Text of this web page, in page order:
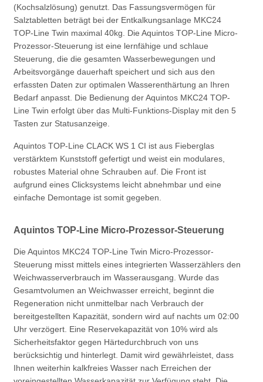
(Kochsalzlösung) genutzt. Das Fassungsvermögen für
Salztabletten beträgt bei der Entkalkungsanlage MKC24
TOP-Line Twin maximal 40kg. Die Aquintos TOP-Line Micro-
Prozessor-Steuerung ist eine lernfähige und schlaue
Steuerung, die die gesamten Wasserbewegungen und
Arbeitsvorgänge dauerhaft speichert und sich aus den
erfassten Daten zur optimalen Wasserenthärtung an Ihren
Bedarf anpasst. Die Bedienung der Aquintos MKC24 TOP-
Line Twin erfolgt über das Multi-Funktions-Display mit den 5
Tasten zur Statusanzeige.
Aquintos TOP-Line CLACK WS 1 CI ist aus Fieberglas
verstärktem Kunststoff gefertigt und weist ein modulares,
robustes Material ohne Schrauben auf. Die Front ist
aufgrund eines Clicksystems leicht abnehmbar und eine
einfache Demontage ist somit gegeben.
Aquintos TOP-Line Micro-Prozessor-Steuerung
Die Aquintos MKC24 TOP-Line Twin Micro-Prozessor-
Steuerung misst mittels eines integrierten Wasserzählers den
Weichwasserverbrauch im Wasserausgang. Wurde das
Gesamtvolumen an Weichwasser erreicht, beginnt die
Regeneration nicht unmittelbar nach Verbrauch der
bereitgestellten Kapazität, sondern wird auf nachts um 02:00
Uhr verzögert. Eine Reservekapazität von 10% wird als
Sicherheitsfaktor gegen Härtedurchbruch von uns
berücksichtig und hinterlegt. Damit wird gewährleistet, dass
Ihnen weiterhin kalkfreies Wasser nach Erreichen der